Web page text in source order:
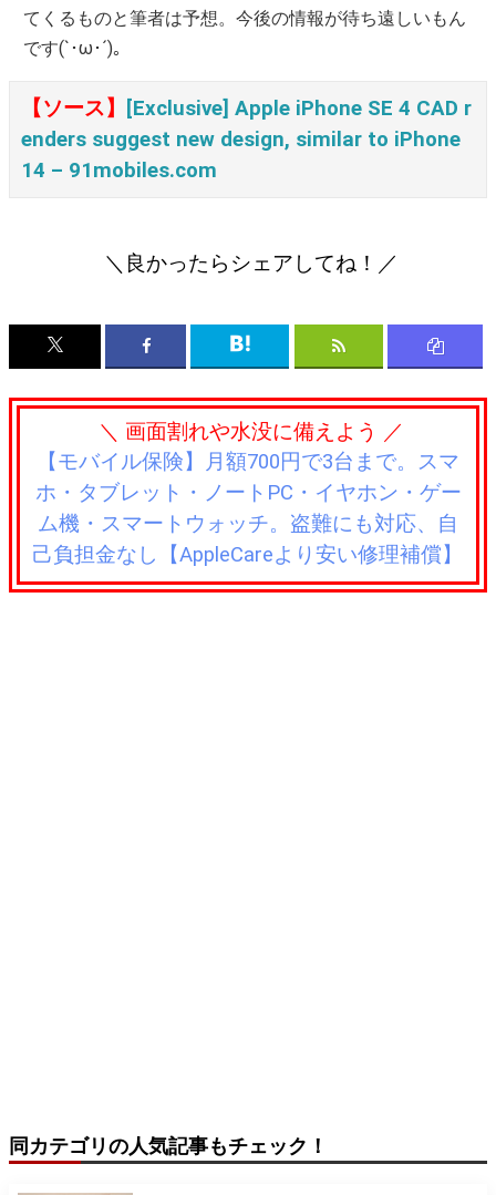
てくるものと筆者は予想。今後の情報が待ち遠しいもん
です(`･ω･´)。
【ソース】
[Exclusive] Apple iPhone SE 4 CAD r
enders suggest new design, similar to iPhone
14 – 91mobiles.com
＼良かったらシェアしてね！／
＼ 画面割れや水没に備えよう ／
【モバイル保険】月額700円で3台まで。スマ
ホ・タブレット・ノートPC・イヤホン・ゲー
ム機・スマートウォッチ。盗難にも対応、自
己負担金なし【AppleCareより安い修理補償】
同カテゴリの人気記事もチェック！